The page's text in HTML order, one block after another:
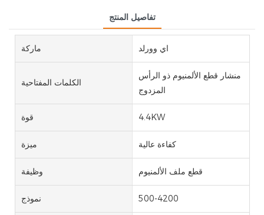
تفاصيل المنتج
ماركة اي وورلد
الكلمات المفتاحية
منشار قطع الألمنيوم ذو الرأس
المزدوج
قوة 4.4KW
ميزة كفاءة عالية
وظيفة قطع ملف الألمنيوم
نموذج 500-4200